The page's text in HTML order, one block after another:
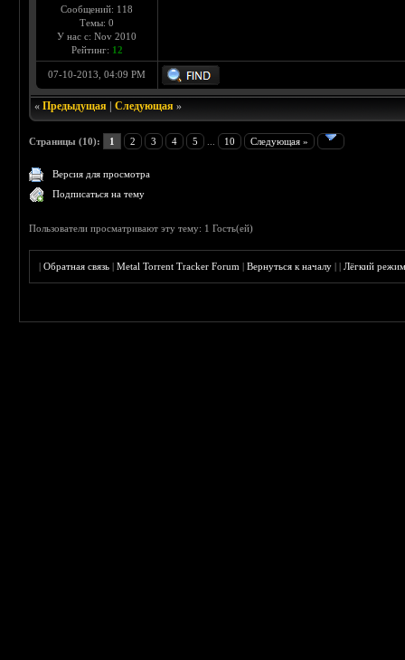
Сообщений: 118
Темы: 0
У нас с: Nov 2010
Рейтинг: 12
07-10-2013, 04:09 PM
«Предыдущая |Следующая »
Страницы (10): 1 2 3 4 5 10 Следующая »
Версия для просмотра
Подписаться на тему
Пользователи просматривают эту тему: 1 Гость(ей)
|Обратная связь |Metal Torrent Tracker Forum |Вернуться к началу ||Лёгкий